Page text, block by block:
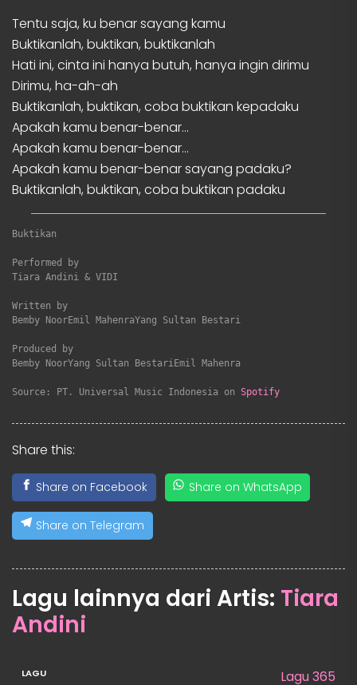
Tentu saja, ku benar sayang kamu
Buktikanlah, buktikan, buktikanlah
Hati ini, cinta ini hanya butuh, hanya ingin dirimu
Dirimu, ha-ah-ah
Buktikanlah, buktikan, coba buktikan kepadaku
Apakah kamu benar-benar…
Apakah kamu benar-benar…
Apakah kamu benar-benar sayang padaku?
Buktikanlah, buktikan, coba buktikan padaku
Buktikan
Performed by
Tiara Andini & VIDI
Written by
Bemby NoorEmil MahenraYang Sultan Bestari
Produced by
Bemby NoorYang Sultan BestariEmil Mahenra
Source: PT. Universal Music Indonesia on Spotify
Share this:
Share on Facebook Share on WhatsApp
Share on Telegram
Lagu lainnya dari Artis: Tiara
Andini
Lagu 365